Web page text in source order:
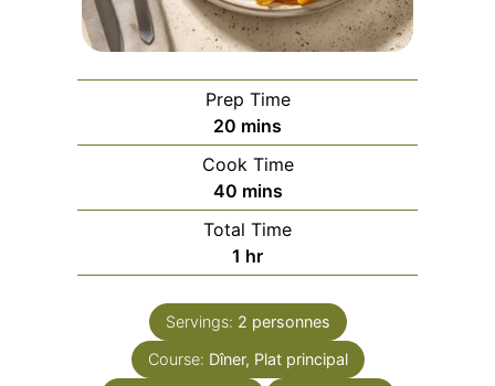
Prep Time
20 minutes
mins
Cook Time
40minutes
mins
Total Time
1 hour
hr
Servings: 2 personnes
Course: Dîner, Plat principal